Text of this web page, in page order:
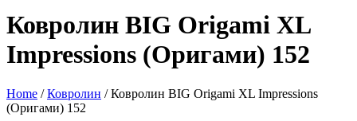
Ковролин BIG Origami XL
Impressions (Оригами) 152
Home /Ковролин / Ковролин BIG Origami XL Impressions
(Оригами) 152